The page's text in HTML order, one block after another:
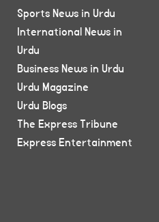
Sports News in Urdu
International News in
Urdu
Business News in Urdu
Urdu Magazine
Urdu Blogs
The Express Tribune
Express Entertainment